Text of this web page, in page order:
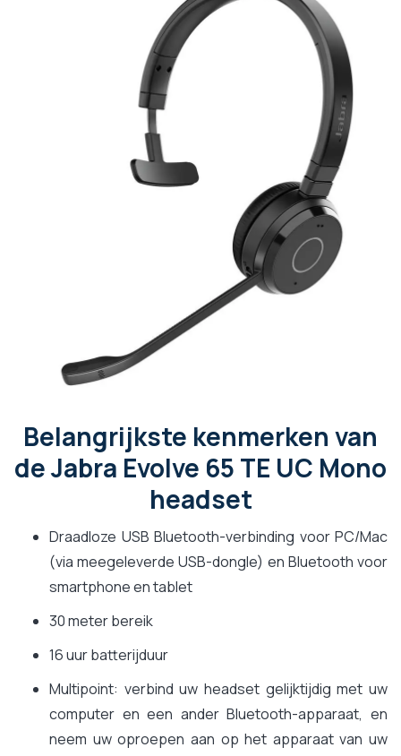
Belangrijkste kenmerken van
de Jabra Evolve 65 TE UC Mono
headset
Draadloze USB Bluetooth-verbinding voor PC/Mac
(via meegeleverde USB-dongle) en Bluetooth voor
smartphone en tablet
30 meter bereik
16 uur batterijduur
Multipoint: verbind uw headset gelijktijdig met uw
computer en een ander Bluetooth-apparaat, en
neem uw oproepen aan op het apparaat van uw